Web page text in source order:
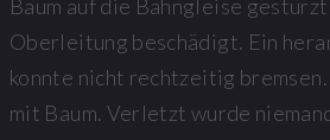
Baum auf die Bahngleise
Oberleitung beschädigt. Ein
konnte nicht rechtzeitig
mit Baum. Verletzt wurde